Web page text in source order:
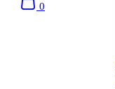
0